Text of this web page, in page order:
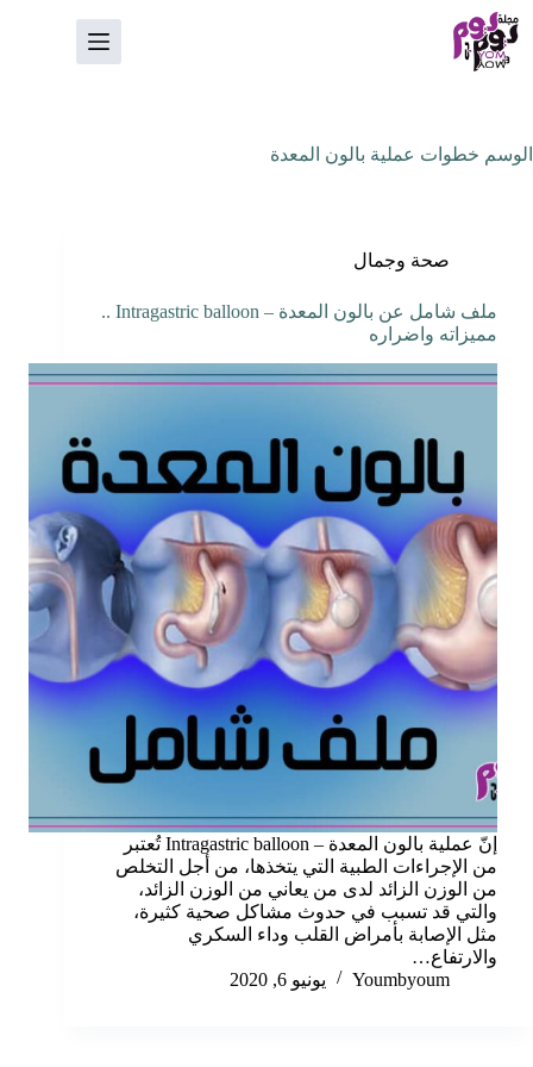
التجاوز
إلى
المحتوى
الوسم خطوات عملية بالون المعدة
صحة وجمال
ملف شامل عن بالون المعدة – Intragastric balloon ..
مميزاته واضراره
إنّ عملية بالون المعدة – Intragastric balloon تُعتبر
من الإجراءات الطبية التي يتخذها، من أجل التخلص
من الوزن الزائد لدى من يعاني من الوزن الزائد،
والتي قد تسبب في حدوث مشاكل صحية كثيرة،
مثل الإصابة بأمراض القلب وداء السكري
والارتفاع…
Youmbyoum
يونيو 6, 2020